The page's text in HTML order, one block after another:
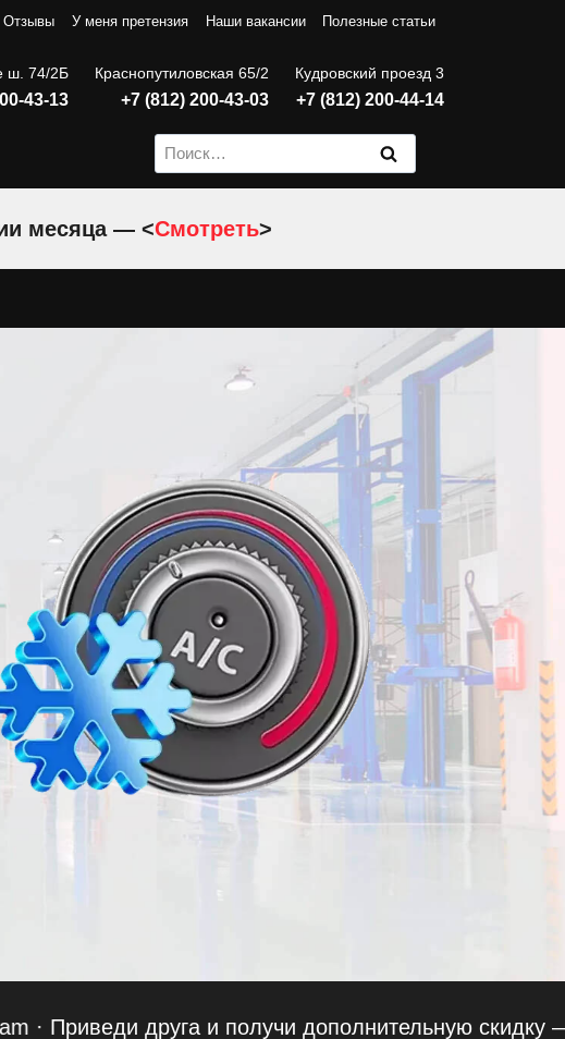
Отзывы У меня претензия Наши вакансии Полезные статьи
ш. 74/2Б
43-13
Краснопутиловская 65/2
+7 (812) 200-43-03
Кудровский проезд 3
+7 (812) 200-44-14
Найти:
месяца — <Смотреть>
друга и получи дополнительную скидку —